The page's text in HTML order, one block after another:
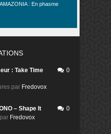
: En phasme
: Take Time
par Fredovox
0
– Shape It
par Fredovox
0